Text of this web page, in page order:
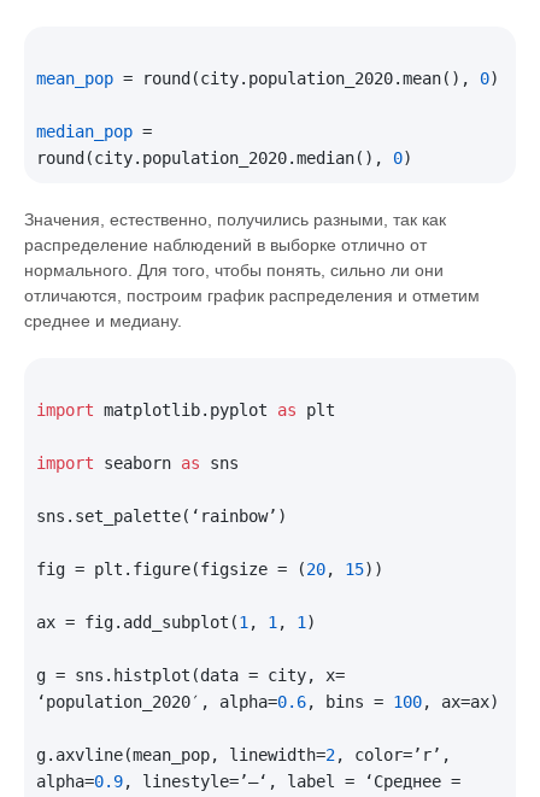
mean_pop = round(city.population_2020.mean(), 0)
median_pop =
round(city.population_2020.median(), 0
Значения, естественно, получились разными, так как
распределение наблюдений в выборке отлично от
нормального. Для того, чтобы понять, сильно ли они
отличаются, построим график распределения и отметим
среднее и медиану.
import matplotlib.pyplot as plt
import seaborn as sns
sns.set_palette(‘rainbow’)
fig = plt.figure(figsize = (20, 15))
ax = fig.add_subplot(1 , 1 , 1 )
g = sns.histplot(data = city, x=
‘population_2020′, alpha=0.6, bins = 100, ax=ax)
g.axvline(mean_pop, linewidth=2, color=’r’,
alpha=0.9, linestyle=’—‘, label = ‘Среднее =